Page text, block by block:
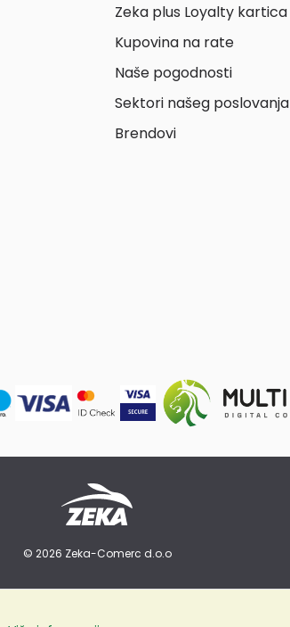
Zeka plus Loyalty kartica
Kupovina na rate
Naše pogodnosti
Sektori našeg poslovanja
Brendovi
© 2026 Zeka-Comerc d.o.o